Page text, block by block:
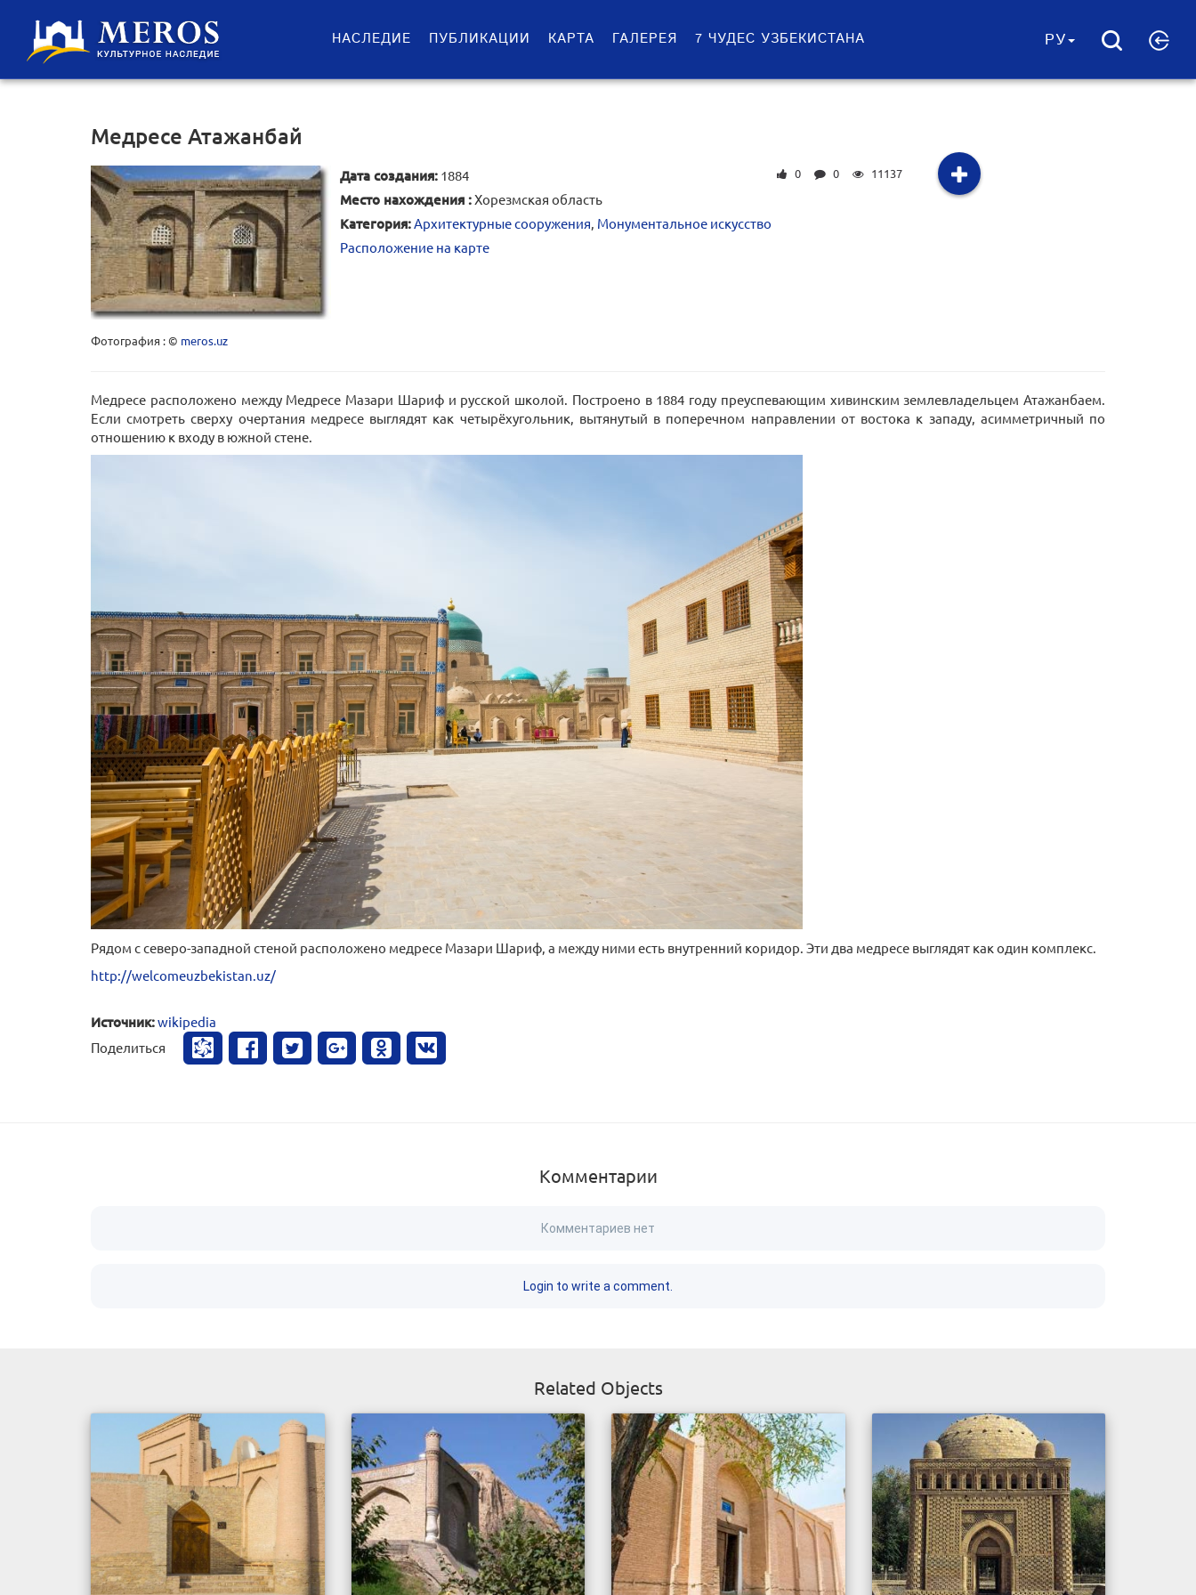
НАСЛЕДИЕ ПУБЛИКАЦИИ КАРТА ГАЛЕРЕЯ 7 ЧУДЕС УЗБЕКИСТАНА РУ
Медресе Атажанбай
Фотография : © meros.uz
Дата создания: 1884
Место нахождения :Хорезмская область
Категория:Архитектурные сооружения, Монументальное искусство
Расположение на карте
0 0 11137
Медресе расположено между Медресе Мазари Шариф и русской школой. Построено в 1884 году преуспевающим хивинским землевладельцем Атажанбаем.
Если смотреть сверху очертания медресе выглядят как четырёхугольник, вытянутый в поперечном направлении от востока к западу, асимметричный по
отношению к входу в южной стене.
Рядом с северо-западной стеной расположено медресе Мазари Шариф, а между ними есть внутренний коридор. Эти два медресе выглядят как один комплекс.
http://welcomeuzbekistan.uz/
Источник:wikipedia
Поделиться
Комментарии
Комментариев нет
Login to write a comment.
Related Objects